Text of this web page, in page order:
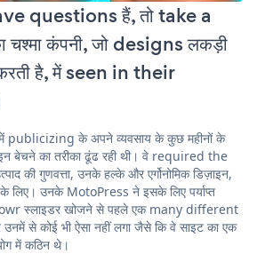
questions हैं, तो take a
कंपनी, जो designs लकड़ी
करती है, में seen in their
में publicizing के अपने व्यवसाय के कुछ महीनों के
बेचने का तरीका ढूंढ रही थी। वे required the
की गुणवत्ता, उनके हल्के और एर्गोनोमिक डिज़ाइन,
लिए। उनके MotoPress ने इसके लिए पर्याप्त
powr स्लाइडर खोजने से पहले एक many different
से कोई भी ऐसा नहीं लगा जैसे कि वे साइट का एक
में कठिन थे।